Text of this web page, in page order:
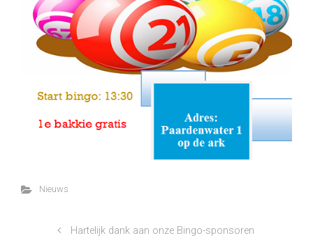
Nieuws
Hartelijk dank aan onze Bingo-sponsoren